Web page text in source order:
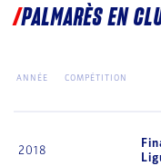
PALMARÈS EN
ANNÉE COMPÉTITION
2018